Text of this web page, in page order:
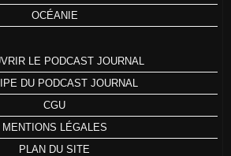
OCÉANIE
LE PODCAST JOURNAL
DU PODCAST JOURNAL
CGU
MENTIONS LÉGALES
PLAN DU SITE